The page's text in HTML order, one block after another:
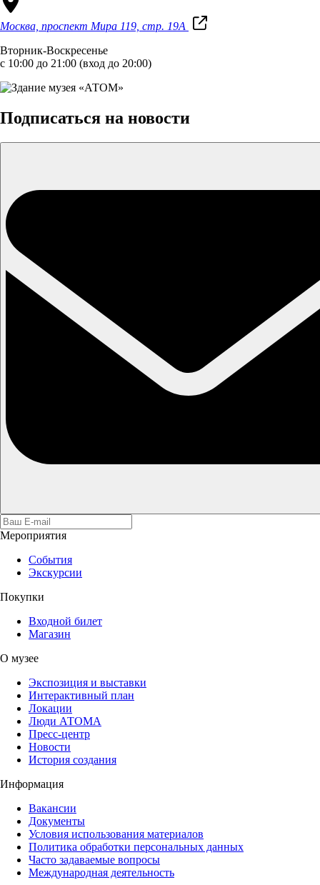
Москва, проспект Мира 119, стр. 19А
Вторник-Воскресенье
с 10:00 до 21:00 (вход до 20:00)
Подписаться на новости
Мероприятия
События
Экскурсии
Покупки
Входной билет
Магазин
О музее
Экспозиция и выставки
Интерактивный план
Локации
Люди АТОМА
Пресс-центр
Новости
История создания
Информация
Вакансии
Документы
Условия использования материалов
Политика обработки персональных данных
Часто задаваемые вопросы
Международная деятельность